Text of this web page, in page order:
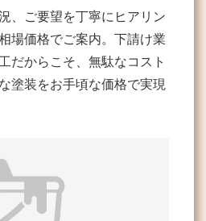
、ご要望を丁寧にヒアリン
場価格でご案内。下請け業
だからこそ、無駄なコスト
塗装をお手頃な価格で実現